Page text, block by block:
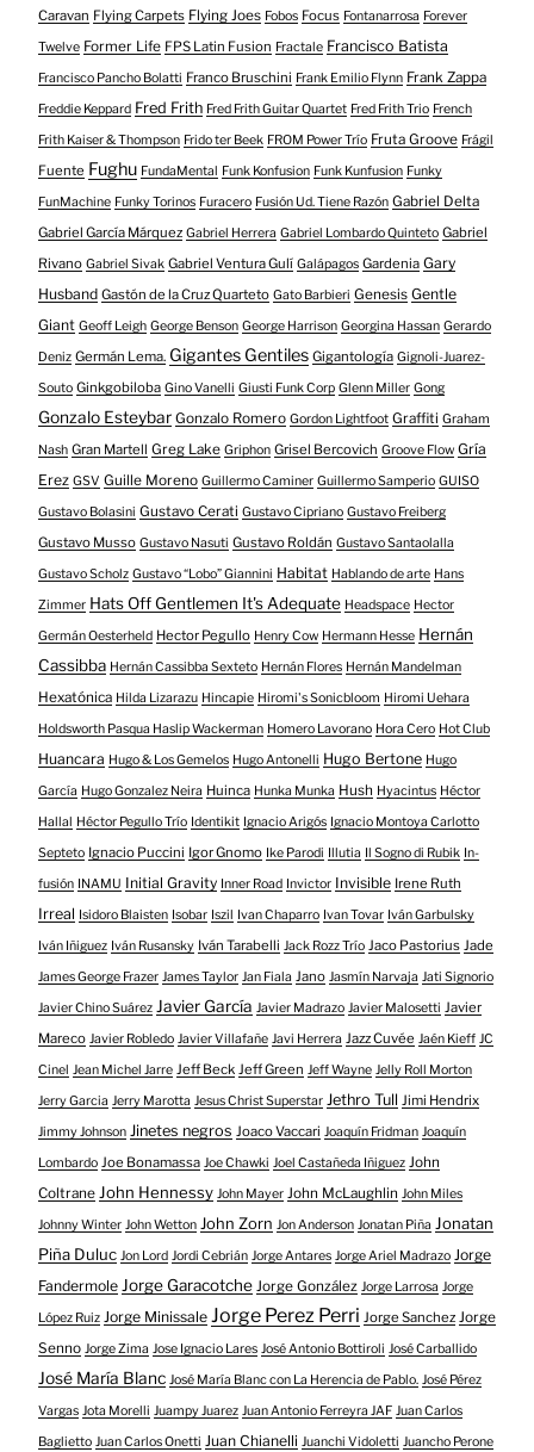
Caravan Flying Carpets Flying Joes Fobos Focus Fontanarrosa Forever
Twelve Former Life FPS Latin Fusion Fractale Francisco Batista
Francisco Pancho Bolatti Franco Bruschini Frank Emilio Flynn Frank Zappa
Freddie Keppard Fred Frith Fred Frith Guitar Quartet Fred Frith Trio French
Frith Kaiser & Thompson Frido ter Beek FROM Power Trío Fruta Groove Frágil
Fuente Fughu FundaMental Funk Konfusion Funk Kunfusion Funky
FunMachine Funky Torinos Furacero Fusión Ud. Tiene Razón Gabriel Delta
Gabriel García Márquez Gabriel Herrera Gabriel Lombardo Quinteto Gabriel
Rivano Gabriel Sivak Gabriel Ventura Gulí Galápagos Gardenia Gary
Husband Gastón de la Cruz Quarteto Gato Barbieri Genesis Gentle
Giant Geoff Leigh George Benson George Harrison Georgina Hassan Gerardo
Deniz Germán Lema. Gigantes Gentiles Gigantología Gignoli-Juarez-
Souto Ginkgobiloba Gino Vanelli Giusti Funk Corp Glenn Miller Gong
Gonzalo Esteybar Gonzalo Romero Gordon Lightfoot Graffiti Graham
Nash Gran Martell Greg Lake Griphon Grisel Bercovich Groove Flow Gría
Erez GSV Guille Moreno Guillermo Caminer Guillermo Samperio GUISO
Gustavo Bolasini Gustavo Cerati Gustavo Cipriano Gustavo Freiberg
Gustavo Musso Gustavo Nasuti Gustavo Roldán Gustavo Santaolalla
Gustavo Scholz Gustavo “Lobo” Giannini Habitat Hablando de arte Hans
Zimmer Hats Off Gentlemen It's Adequate Headspace Hector
Germán Oesterheld Hector Pegullo Henry Cow Hermann Hesse Hernán
Cassibba Hernán Cassibba Sexteto Hernán Flores Hernán Mandelman
Hexatónica Hilda Lizarazu Hincapie Hiromi's Sonicbloom Hiromi Uehara
Holdsworth Pasqua Haslip Wackerman Homero Lavorano Hora Cero Hot Club
Huancara Hugo & Los Gemelos Hugo Antonelli Hugo Bertone Hugo
García Hugo Gonzalez Neira Huinca Hunka Munka Hush Hyacintus Héctor
Hallal
Héctor Pegullo Trío Identikit Ignacio Arigós Ignacio Montoya Carlotto
Septeto Ignacio Puccini Igor Gnomo Ike Parodi Illutia Il Sogno di Rubik In-
fusión INAMU Initial Gravity Inner Road Invictor Invisible Irene Ruth
Irreal Isidoro Blaisten Isobar Iszil Ivan Chaparro Ivan Tovar Iván Garbulsky
Iván Iñiguez Iván Rusansky Iván Tarabelli Jack Rozz Trío Jaco Pastorius Jade
James George Frazer James Taylor Jan Fiala Jano Jasmín Narvaja Jati Signorio
Javier Chino Suárez Javier García Javier Madrazo Javier Malosetti Javier
Mareco Javier Robledo Javier Villafañe Javi Herrera Jazz Cuvée Jaén Kieff JC
Cinel Jean Michel Jarre Jeff Beck Jeff Green Jeff Wayne Jelly Roll Morton
Jerry Garcia Jerry Marotta Jesus Christ Superstar Jethro Tull Jimi Hendrix
Jimmy Johnson Jinetes negros Joaco Vaccari Joaquín Fridman Joaquín
Lombardo Joe Bonamassa Joe Chawki Joel Castañeda Iñiguez John
Coltrane John Hennessy John Mayer John McLaughlin John Miles
Johnny Winter John Wetton John Zorn Jon Anderson Jonatan Piña Jonatan
Piña Duluc Jon Lord Jordi Cebrián Jorge Antares Jorge Ariel Madrazo Jorge
Fandermole Jorge Garacotche Jorge González Jorge Larrosa Jorge
López Ruiz Jorge Minissale Jorge Perez Perri Jorge Sanchez Jorge
Senno Jorge Zima Jose Ignacio Lares José Antonio Bottiroli José Carballido
José María Blanc José María Blanc con La Herencia de Pablo. José Pérez
Vargas Jota Morelli Juampy Juarez Juan Antonio Ferreyra JAF Juan Carlos
Baglietto Juan Carlos Onetti Juan Chianelli Juanchi Vidoletti Juancho Perone